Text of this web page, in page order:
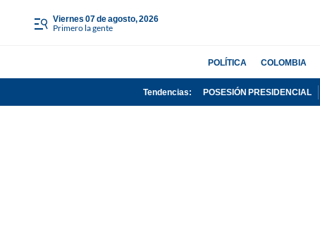
viernes 07 de agosto, 2026
Primero la gente
POLÍTICA COLOMBIA
Tendencias: POSESIÓN PRESIDENCIAL